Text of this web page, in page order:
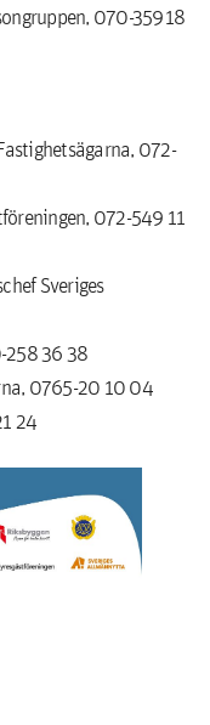
070-359 18
072-
072-549 11
Sveriges
258 36 38
0765-20 10 04
24